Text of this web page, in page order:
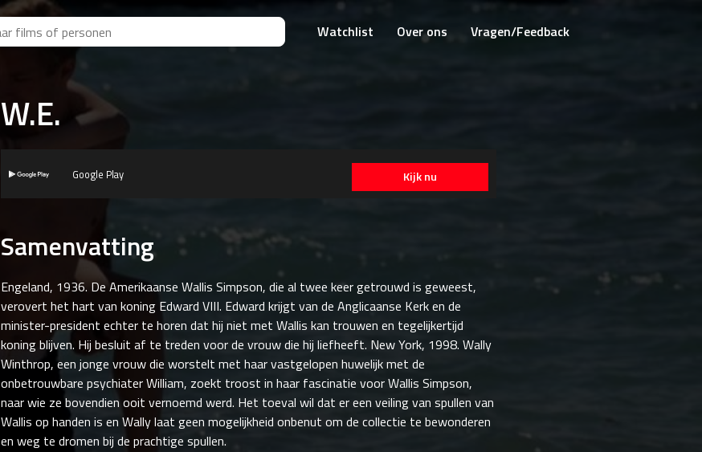
Watchlist Over ons Vragen/Feedback
W.E.
Kijk nu
Google Play
Samenvatting
Engeland, 1936. De Amerikaanse Wallis Simpson, die al twee keer getrouwd is geweest,
verovert het hart van koning Edward VIII. Edward krijgt van de Anglicaanse Kerk en de
minister-president echter te horen dat hij niet met Wallis kan trouwen en tegelijkertijd
koning blijven. Hij besluit af te treden voor de vrouw die hij liefheeft. New York, 1998. Wally
Winthrop, een jonge vrouw die worstelt met haar vastgelopen huwelijk met de
onbetrouwbare psychiater William, zoekt troost in haar fascinatie voor Wallis Simpson,
naar wie ze bovendien ooit vernoemd werd. Het toeval wil dat er een veiling van spullen van
Wallis op handen is en Wally laat geen mogelijkheid onbenut om de collectie te bewonderen
en weg te dromen bij de prachtige spullen.